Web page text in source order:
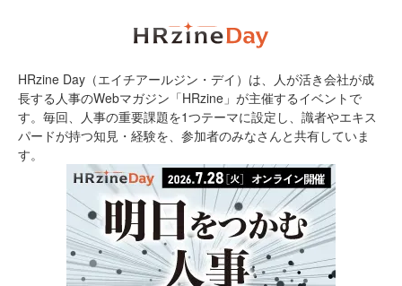
HRzine Day（エイチアールジン・デイ）は、人が活き会社が成
長する人事のWebマガジン「HRzine」が主催するイベントで
す。毎回、人事の重要課題を1つテーマに設定し、識者やエキス
パードが持つ知見・経験を、参加者のみなさんと共有していま
す。